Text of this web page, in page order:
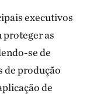
executivos
proteger as
se de
de produção
de